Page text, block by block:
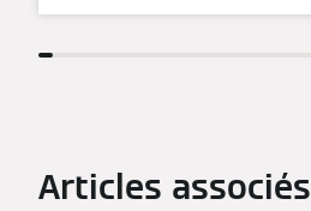
Articles associés